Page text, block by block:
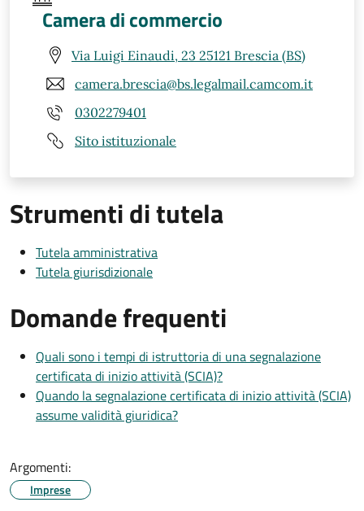
Camera di commercio
Via Luigi Einaudi, 23 25121 Brescia (BS)
camera.brescia@bs.legalmail.camcom.it
0302279401
Sito istituzionale
Strumenti di tutela
Tutela amministrativa
Tutela giurisdizionale
Domande frequenti
Quali sono i tempi di istruttoria di una segnalazione
certificata di inizio attività (SCIA)?
Quando la segnalazione certificata di inizio attività (SCIA)
assume validità giuridica?
Argomenti:
Imprese